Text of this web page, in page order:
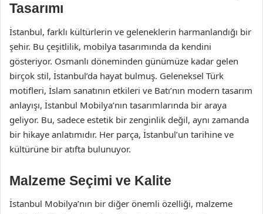
Tasarımı
İstanbul, farklı kültürlerin ve geleneklerin harmanlandığı bir
şehir. Bu çeşitlilik, mobilya tasarımında da kendini
gösteriyor. Osmanlı döneminden günümüze kadar gelen
birçok stil, İstanbul’da hayat bulmuş. Geleneksel Türk
motifleri, İslam sanatının etkileri ve Batı’nın modern tasarım
anlayışı, İstanbul Mobilya’nın tasarımlarında bir araya
geliyor. Bu, sadece estetik bir zenginlik değil, aynı zamanda
bir hikaye anlatımıdır. Her parça, İstanbul’un tarihine ve
kültürüne bir atıfta bulunuyor.
Malzeme Seçimi ve Kalite
İstanbul Mobilya’nın bir diğer önemli özelliği, malzeme